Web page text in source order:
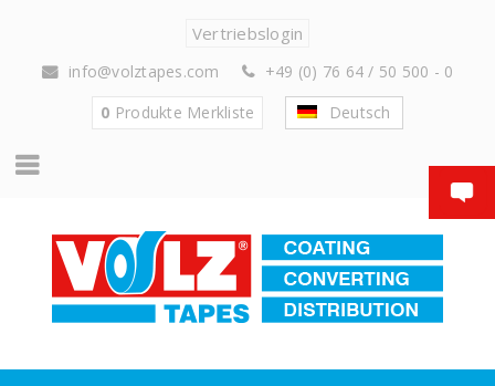
Vertriebslogin
info@volztapes.com
+49 (0) 76 64 / 50 500 - 0
0 Produkte Merkliste Deutsch